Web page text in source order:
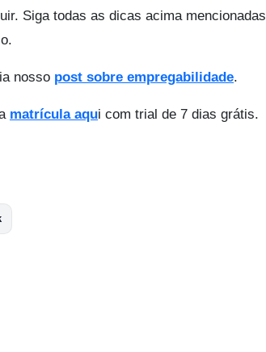
Siga todas as dicas acima mencionadas
nosso post sobre empregabilidade.
matrícula aqui com trial de 7 dias grátis.